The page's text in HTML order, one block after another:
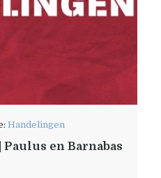
Handelingen
Paulus en Barnabas